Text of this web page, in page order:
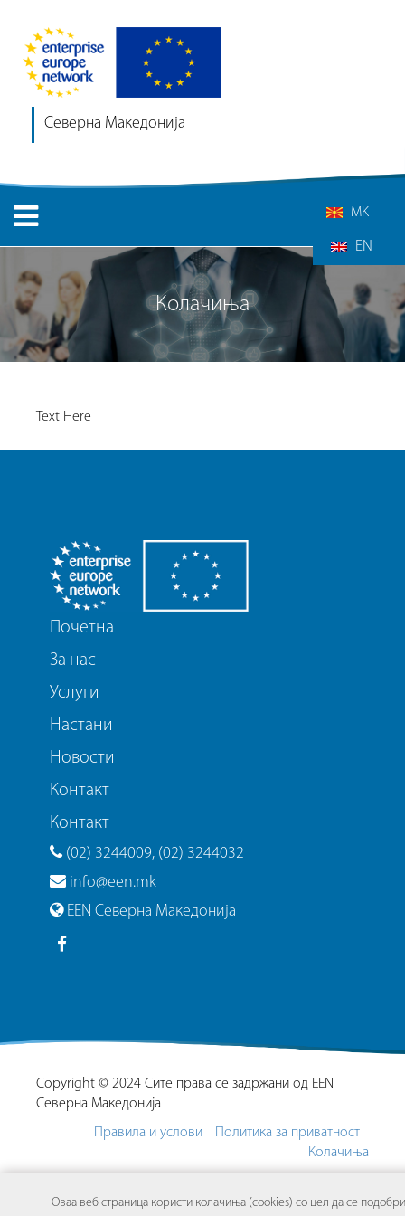
Северна Македонија
MK
EN
Колачиња
Text Here
Почетна
За нас
Услуги
Настани
Новости
Контакт
Контакт
(02) 3244009, (02) 3244032
info@een.mk
EEN Северна Македонија
Copyright © 2024 Сите права се задржани од EEN
Северна Македонија
Правила и услови
Политика за приватност
Колачиња
Оваа веб страница користи колачиња (cookies) со цел да се подобри